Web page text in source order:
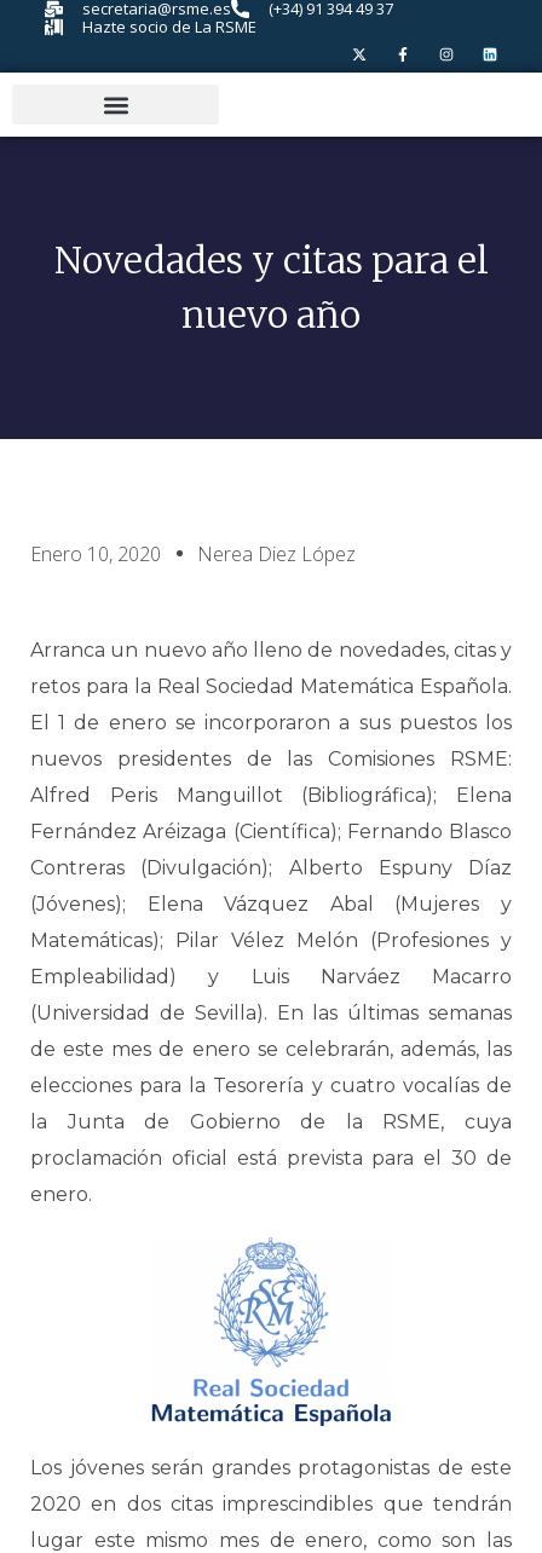
secretaria@rsme.es
(+34) 91 394 49 37
Hazte socio de La RSME
Novedades y citas para el
nuevo año
Enero 10, 2020 Nerea Diez López
Arranca un nuevo año lleno de novedades, citas y
retos para la Real Sociedad Matemática Española.
El 1 de enero se incorporaron a sus puestos los
nuevos presidentes de las Comisiones RSME:
Alfred Peris Manguillot (Bibliográfica); Elena
Fernández Aréizaga (Científica); Fernando Blasco
Contreras (Divulgación); Alberto Espuny Díaz
(Jóvenes); Elena Vázquez Abal (Mujeres y
Matemáticas); Pilar Vélez Melón (Profesiones y
Empleabilidad) y Luis Narváez Macarro
(Universidad de Sevilla). En las últimas semanas
de este mes de enero se celebrarán, además, las
elecciones para la Tesorería y cuatro vocalías de
la Junta de Gobierno de la RSME, cuya
proclamación oficial está prevista para el 30 de
enero.
Los jóvenes serán grandes protagonistas de este
2020 en dos citas imprescindibles que tendrán
lugar este mismo mes de enero, como son las